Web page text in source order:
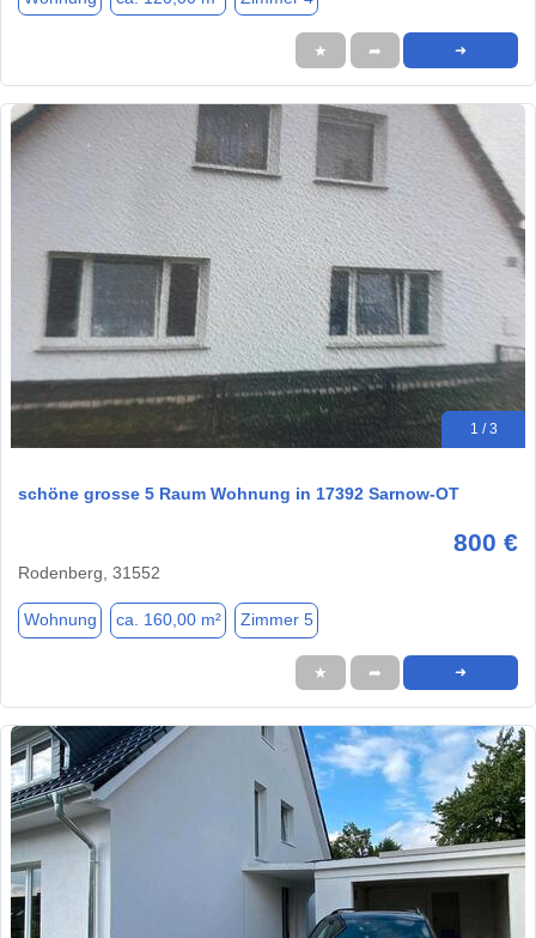
★ ➦ ➜
1 / 3
schöne grosse 5 Raum Wohnung in 17392 Sarnow-OT
800 €
Rodenberg, 31552
Wohnung ca. 160,00 m² Zimmer 5
★ ➦ ➜